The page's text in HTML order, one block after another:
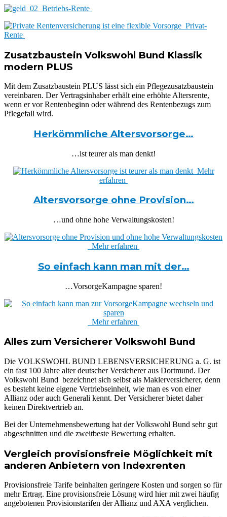
Betriebs-Rente
Privat-
Rente
Zusatzbaustein Volkswohl Bund Klassik
modern PLUS
Mit dem Zusatzbaustein PLUS lässt sich ein Pflegezusatzbaustein
vereinbaren. Der Vertragsinhaber erhält eine erhöhte Altersrente,
wenn er vor Rentenbeginn oder während des Rentenbezugs zum
Pflegefall wird.
Herkömmliche Altersvorsorge…
…ist teurer als man denkt!
Mehr
erfahren
Altersvorsorge ohne Provision…
…und ohne hohe Verwaltungskosten!
Mehr erfahren
So einfach kann man mit der…
…VorsorgeKampagne sparen!
Mehr erfahren
Alles zum Versicherer Volkswohl Bund
Die VOLKSWOHL BUND LEBENSVERSICHERUNG a. G. ist
ein fast 100 Jahre alter deutscher Versicherer aus Dortmund. Der
Volkswohl Bund bezeichnet sich selbst als Maklerversicherer, denn
es besteht keine eigene Vertriebseinheit, wie man es von einer
Allianz oder auch Generali kennt. Der Versicherer bietet daher
keinen Direktvertrieb an.
Bei der Unternehmensbewertung hat der Volkswohl Bund sehr gut
abgeschnitten und die zweitbeste Bewertung erhalten.
Vergleich provisionsfreie Möglichkeit mit
anderen Anbietern von Indexrenten
Provisionsfreie Tarife beinhalten geringere Kosten und sorgen so für
mehr Ertrag. Eine provisionsfreie Lösung wird hier mit zwei häufig
angebotenen Provisionstarifen der Allianz und AXA verglichen.